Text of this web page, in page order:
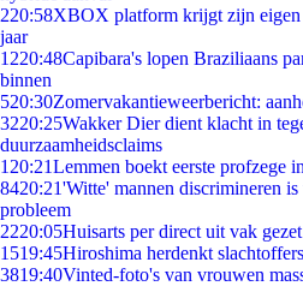
220:58XBOX platform krijgt zijn
jaar
1220:48Capibara's lopen Braziliaans
binnen
520:30Zomervakantieweerbericht:
3220:25Wakker Dier dient klacht in
duurzaamheidsclaims
1 20:21Lemmen boekt eerste profzege
8420:21'Witte' mannen discrimineren
probleem
2220:05Huisarts per direct uit vak
1519:45Hiroshima herdenkt
3819:40Vinted-foto's van vrouwen